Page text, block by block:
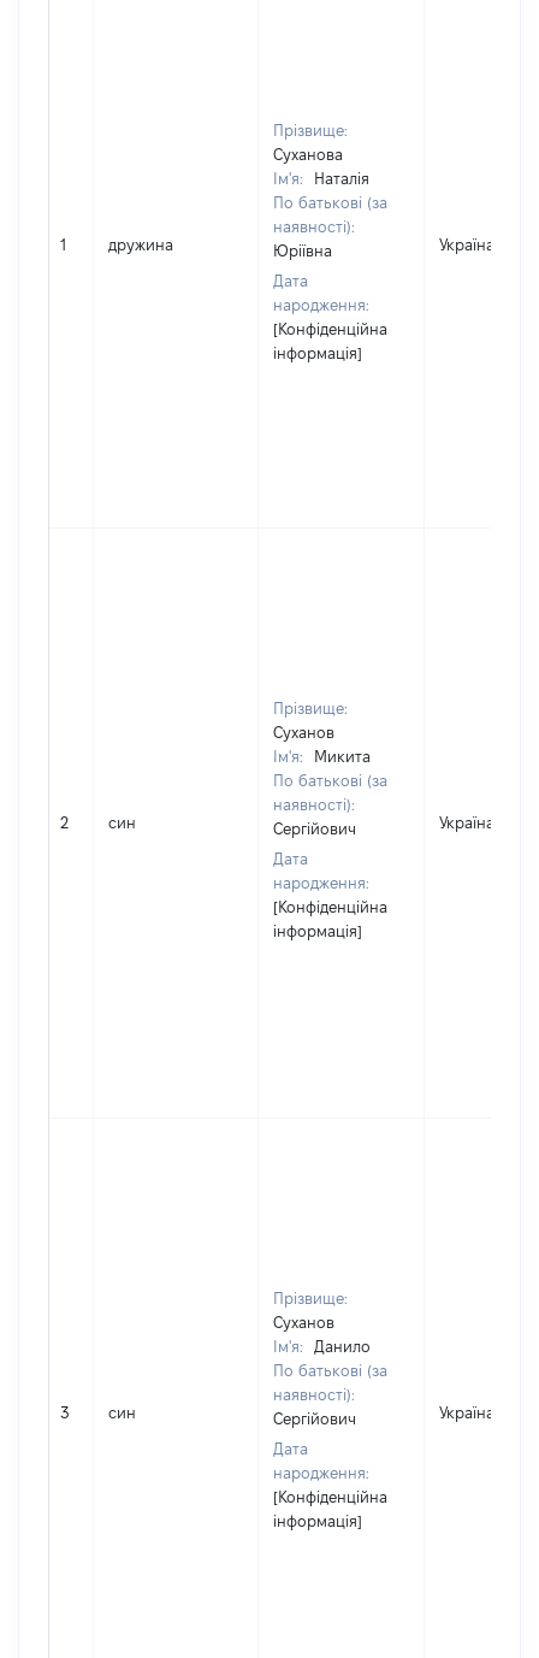
1 дружина
Прізвище:
Суханова
Ім'я:
Наталія
По батькові (за
наявності):
Юріївна
Дата
народження:
[Конфіденційна
інформація]
Україна
2 син
Прізвище:
Суханов
Ім'я:
Микита
По батькові (за
наявності):
Сергійович
Дата
народження:
[Конфіденційна
інформація]
Україна
3 син
Прізвище:
Суханов
Ім'я:
Данило
По батькові (за
наявності):
Сергійович
Дата
народження:
[Конфіденційна
інформація]
Україна